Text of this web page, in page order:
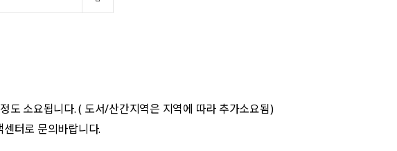
도 소요됩니다. ( 도서/산간지역은 지역에 따라 추가소요됨)
터로 문의바랍니다.